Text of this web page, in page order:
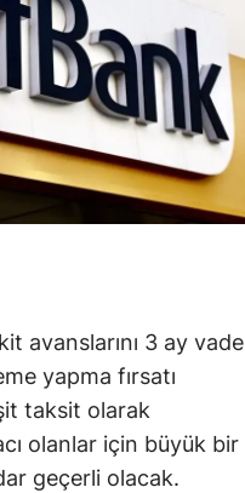
avanslarını 3 ay vade
yapma fırsatı
taksit olarak
olanlar için büyük bir
geçerli olacak.